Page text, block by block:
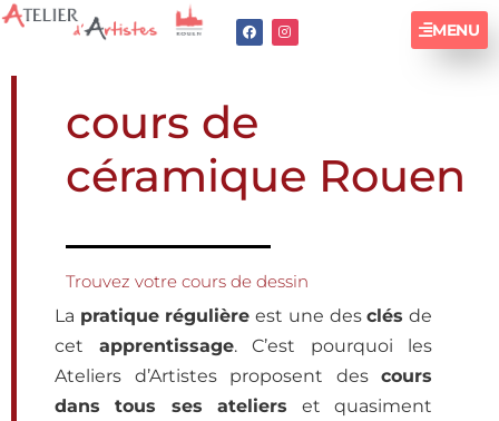
MENU
cours de
céramique Rouen
Trouvez votre cours de dessin
La pratique régulière est une desclés de
cet apprentissage. C’est pourquoi les
Ateliers d’Artistes proposent des cours
dans tous ses ateliers et quasiment